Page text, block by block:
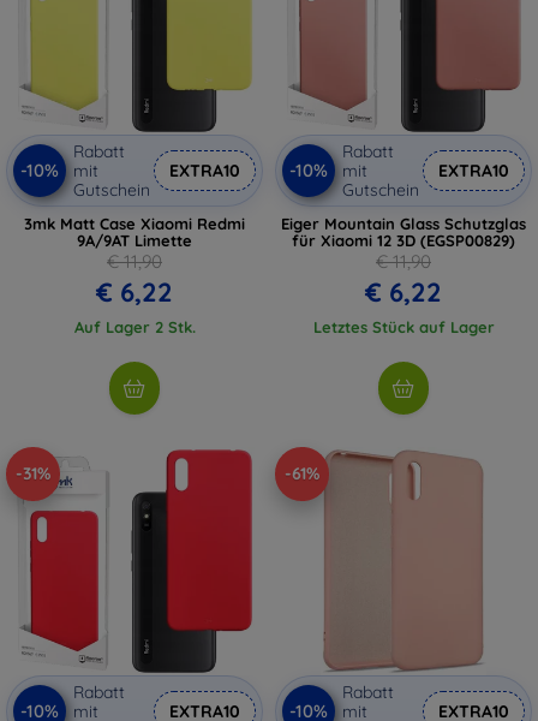
-10%
Rabatt
mit
Gutschein
EXTRA10
3mk Matt Case Xiaomi Redmi
9A/9AT Limette
€ 11,90
€ 6,22
Auf Lager 2 Stk.
-10%
Rabatt
mit
Gutschein
EXTRA10
Eiger Mountain Glass Schutzglas
für Xiaomi 12 3D (EGSP00829)
€ 11,90
€ 6,22
Letztes Stück auf Lager
-31%
-10%
Rabatt
mit
EXTRA10
-61%
-10%
Rabatt
mit
EXTRA10